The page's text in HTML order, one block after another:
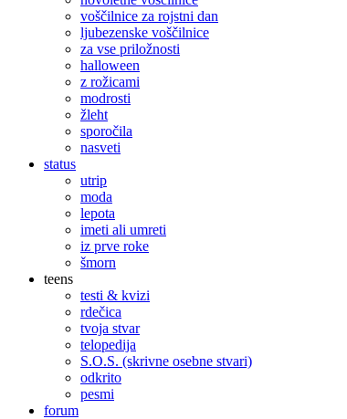
voščilnice za rojstni dan
ljubezenske voščilnice
za vse priložnosti
halloween
z rožicami
modrosti
žleht
sporočila
nasveti
status
utrip
moda
lepota
imeti ali umreti
iz prve roke
šmorn
teens
testi & kvizi
rdečica
tvoja stvar
telopedija
S.O.S. (skrivne osebne stvari)
odkrito
pesmi
forum